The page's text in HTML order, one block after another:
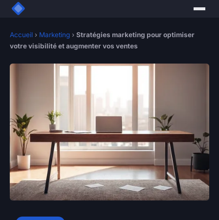
Accueil › Marketing › Stratégies marketing pour optimiser
votre visibilité et augmenter vos ventes